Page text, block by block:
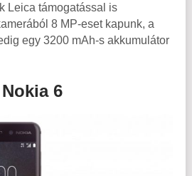
Leica támogatással is
8 MP-eset kapunk, a
egy 3200 mAh-s akkumulátor
Nokia 6